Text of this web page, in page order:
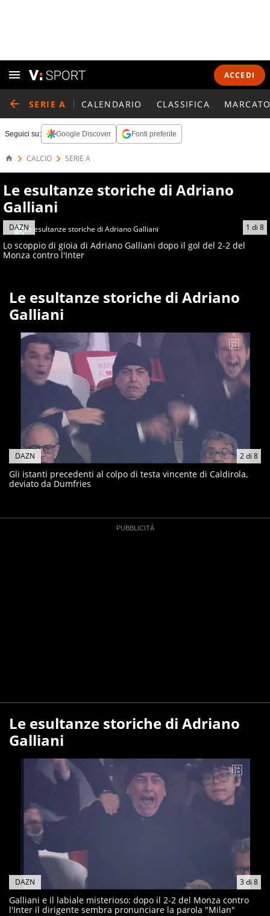
ACCEDI
SERIE A CALENDARIO CLASSIFICA
Seguici su: Google Discover Fonti preferite
CALCIO SERIE A
Le esultanze storiche di Adriano
Galliani
1 di 8
DAZN
Lo scoppio di gioia di Adriano Galliani dopo il gol del 2-2 del
Monza contro l'Inter
Le esultanze storiche di Adriano
Galliani
2di 8
DAZN
Gli istanti precedenti al colpo di testa vincente di Caldirola,
deviato da Dumfries
Le esultanze storiche di Adriano
Galliani
3di 8
DAZN
Galliani e il labiale misterioso: dopo il 2-2 del Monza contro
l'Inter il dirigente sembra pronunciare la parola "Milan"